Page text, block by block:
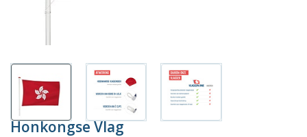
Honkongse Vlag